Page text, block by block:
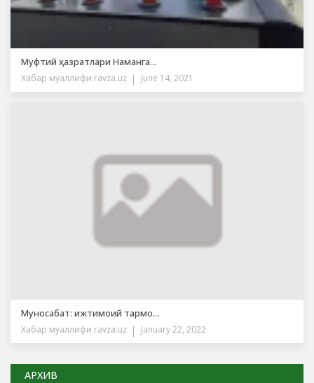
Муфтий ҳазратлари Наманга...
Хабар муаллифи ravza.uz June 14, 2021
Муносабат: ижтимоий тармо...
Хабар муаллифи ravza.uz January 22, 2022
АРХИВ